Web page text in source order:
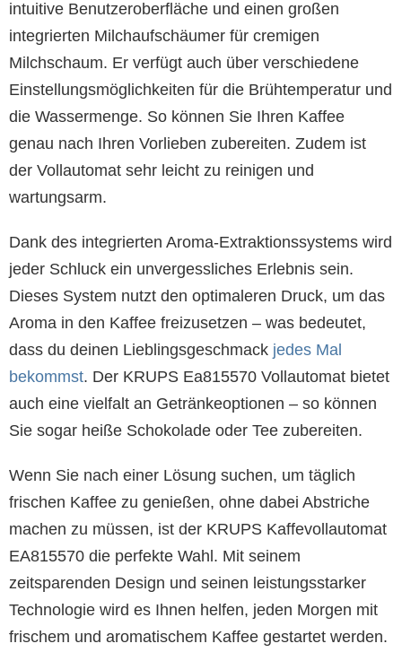
intuitive Benutzeroberfläche und einen großen
integrierten Milchaufschäumer für cremigen
Milchschaum. Er verfügt auch über verschiedene
Einstellungsmöglichkeiten für die Brühtemperatur und
die Wassermenge. So können Sie Ihren Kaffee
genau nach Ihren Vorlieben zubereiten. Zudem ist
der Vollautomat sehr leicht zu reinigen und
wartungsarm.
Dank des integrierten Aroma-Extraktionssystems wird
jeder Schluck ein unvergessliches Erlebnis sein.
Dieses System nutzt den optimaleren Druck, um das
Aroma in den Kaffee freizusetzen – was bedeutet,
dass du deinen Lieblingsgeschmack jedes Mal
bekommst. Der KRUPS Ea815570 Vollautomat bietet
auch eine vielfalt an Getränkeoptionen – so können
Sie sogar heiße Schokolade oder Tee zubereiten.
Wenn Sie nach einer Lösung suchen, um täglich
frischen Kaffee zu genießen, ohne dabei Abstriche
machen zu müssen, ist der KRUPS Kaffevollautomat
EA815570 die perfekte Wahl. Mit seinem
zeitsparenden Design und seinen leistungsstarker
Technologie wird es Ihnen helfen, jeden Morgen mit
frischem und aromatischem Kaffee gestartet werden.